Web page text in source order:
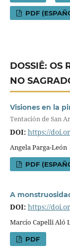
PDF
DOSSIÊ: OS
NO
Visiones en la
Tentación de San
DOI: https://
Angela Parga-León
PDF
A
DOI: https://
Marcio Capelli Aló
PDF